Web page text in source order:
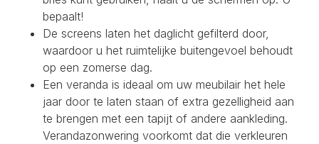
bepaalt!
De screens laten het daglicht gefilterd door,
waardoor u het ruimtelijke buitengevoel behoudt
op een zomerse dag.
Een veranda is ideaal om uw meubilair het hele
jaar door te laten staan of extra gezelligheid aan
te brengen met een tapijt of andere aankleding.
Verandazonwering voorkomt dat die verkleuren